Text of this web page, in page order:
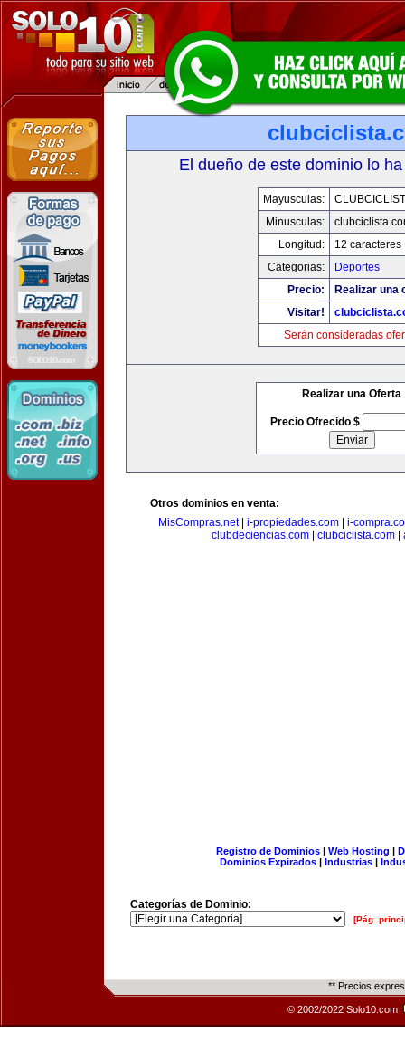
El dueño de este dominio lo
Mayusculas:
Minusculas:
Longitud:
12 caracteres
Categorias:
Deportes
Precio:
Realizar una
Visitar!
Serán consideradas
Realizar una Oferta
Precio Ofrecido $
Otros dominios en venta:
MisCompras.net| i-propiedades.com| i-
clubdeciencias.com
clubciclista.com
Registro de Dominios| Web Hosting |
Dominios Expirados | Industrias |
Categorías de Dominio:
[Pág.
** Precios
© 2002/2022 Solo10.com